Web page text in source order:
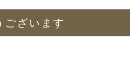
ございます